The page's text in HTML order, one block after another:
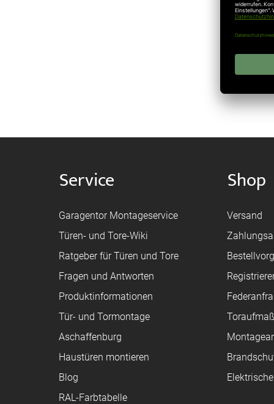
Service
Garagentor Montageservice
Türen- und Tore-Wiki
Ratgeber für Türen und Tore
Fragen und Antworten
Produktinformationen
Tür- und Tormontage
Aschaffenburg
Haustüren montieren
Blog
RAL-Farbtabelle
Shop
Versand
Toraufmaß